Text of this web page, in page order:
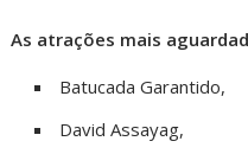
As atrações mais
Batucada Garantido,
David Assayag,